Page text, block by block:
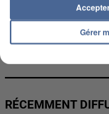
UNE TOURISTE DE
RÉCEMMENT
Gérer